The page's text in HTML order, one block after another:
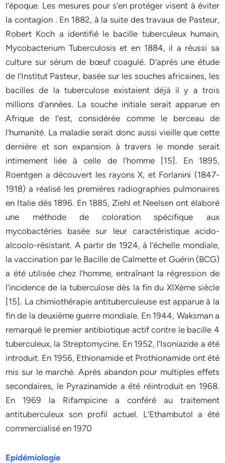
l’époque. Les mesures pour s’en protéger visent à éviter
la contagion . En 1882, à la suite des travaux de Pasteur,
Robert Koch a identifié le bacille tuberculeux humain,
Mycobacterium Tuberculosis et en 1884, il a réussi sa
culture sur sérum de bœuf coagulé. D’après une étude
de l’Institut Pasteur, basée sur les souches africaines, les
bacilles de la tuberculose existaient déjà il y a trois
millions d’années. La souche initiale serait apparue en
Afrique de l’est, considérée comme le berceau de
l’humanité. La maladie serait donc aussi vieille que cette
dernière et son expansion à travers le monde serait
intimement liée à celle de l’homme [15]. En 1895,
Roentgen a découvert les rayons X, et Forlanini (1847-
1918) a réalisé les premières radiographies pulmonaires
en Italie dès 1896. En 1885, Ziehl et Neelsen ont élaboré
une méthode de coloration spécifique aux
mycobactéries basée sur leur caractéristique acido-
alcoolo-résistant. A partir de 1924, à l’échelle mondiale,
la vaccination par le Bacille de Calmette et Guérin (BCG)
a été utilisée chez l’homme, entraînant la régression de
l’incidence de la tuberculose dès la fin du XIXème siècle
[15]. La chimiothérapie antituberculeuse est apparue à la
fin de la deuxième guerre mondiale. En 1944, Waksman a
remarqué le premier antibiotique actif contre le bacille 4
tuberculeux, la Streptomycine. En 1952, l’Isoniazide a été
introduit. En 1956, Ethionamide et Prothionamide ont été
mis sur le marché. Après abandon pour multiples effets
secondaires, le Pyrazinamide a été réintroduit en 1968.
En 1969 la Rifampicine a conféré au traitement
antituberculeux son profil actuel. L’Ethambutol a été
commercialisé en 1970
Epidémiologie